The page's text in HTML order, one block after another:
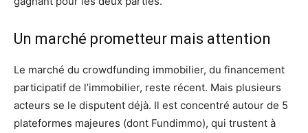
Un marché prometteur mais attention
Le marché du crowdfunding immobilier, du financement
participatif de l’immobilier, reste récent. Mais plusieurs
acteurs se le disputent déjà. Il est concentré autour de 5
plateformes majeures (dont Fundimmo), qui trustent à